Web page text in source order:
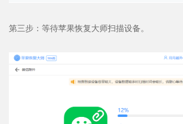
第三步：等待苹果恢复大师扫描设备。